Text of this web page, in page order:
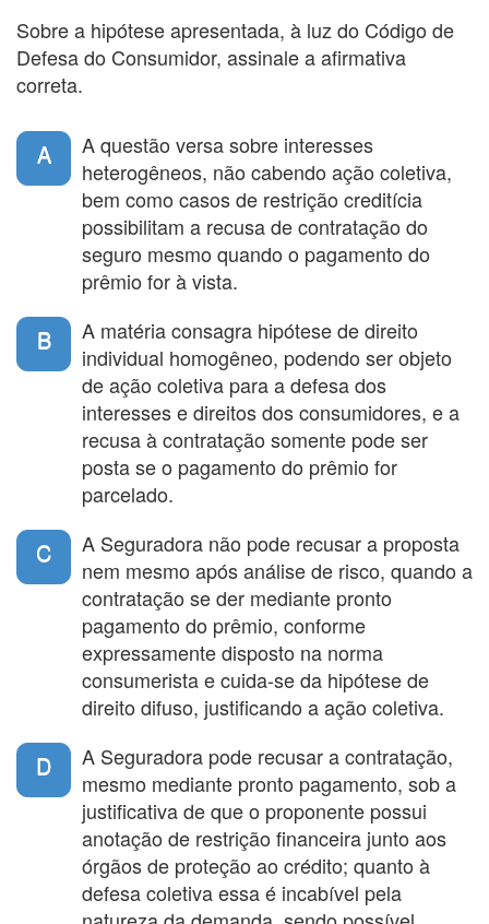
Sobre a hipótese apresentada, à luz do Código de
Defesa do Consumidor, assinale a afirmativa
correta.
A
A questão versa sobre interesses
heterogêneos, não cabendo ação coletiva,
bem como casos de restrição creditícia
possibilitam a recusa de contratação do
seguro mesmo quando o pagamento do
prêmio for à vista.
B
A matéria consagra hipótese de direito
individual homogêneo, podendo ser objeto
de ação coletiva para a defesa dos
interesses e direitos dos consumidores, e a
recusa à contratação somente pode ser
posta se o pagamento do prêmio for
parcelado.
C
A Seguradora não pode recusar a proposta
nem mesmo após análise de risco, quando a
contratação se der mediante pronto
pagamento do prêmio, conforme
expressamente disposto na norma
consumerista e cuida-se da hipótese de
direito difuso, justificando a ação coletiva.
D
A Seguradora pode recusar a contratação,
mesmo mediante pronto pagamento, sob a
justificativa de que o proponente possui
anotação de restrição financeira junto aos
órgãos de proteção ao crédito; quanto à
defesa coletiva essa é incabível pela